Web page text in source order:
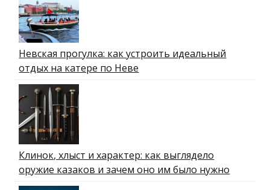
Невская прогулка: как устроить идеальный
отдых на катере по Неве
Клинок, хлыст и характер: как выглядело
оружие казаков и зачем оно им было нужно